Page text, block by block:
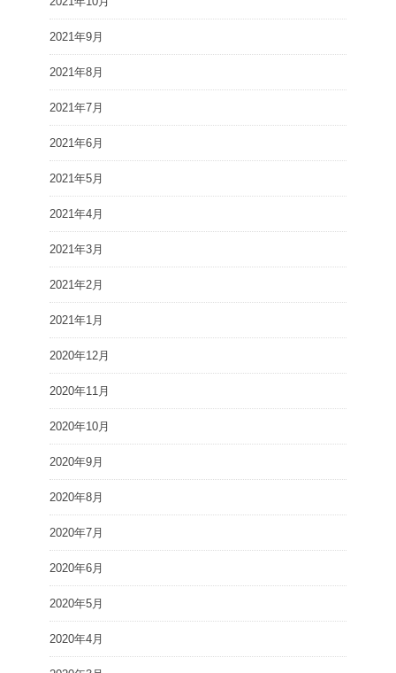
2021年9月
2021年8月
2021年7月
2021年6月
2021年5月
2021年4月
2021年3月
2021年2月
2021年1月
2020年12月
2020年11月
2020年10月
2020年9月
2020年8月
2020年7月
2020年6月
2020年5月
2020年4月